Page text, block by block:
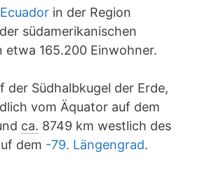
Ecuador in der Region
südamerikanischen
etwa 165.200 Einwohner.
der Südhalbkugel der Erde,
vom Äquator auf dem
ca. 8749 km westlich des
dem -79. Längengrad.